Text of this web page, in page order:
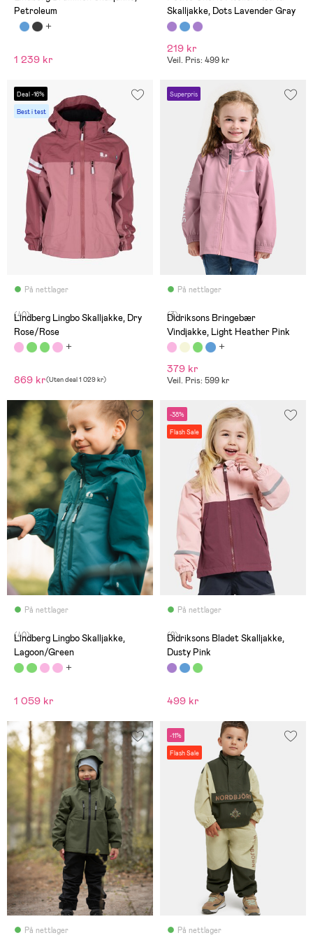
Petroleum
1 239 kr
Skalljakke, Dots Lavender Gray
219 kr
Veil. Pris: 499 kr
Deal -16%
Best i test
På nettlager
(40)
Lindberg Lingbo Skalljakke, Dry
Rose/Rose
869 kr(Uten deal1 029 kr)
Superpris
På nettlager
(3)
Didriksons Bringebær
Vindjakke, Light Heather Pink
379 kr
Veil. Pris: 599 kr
På nettlager
(40)
Lindberg Lingbo Skalljakke,
Lagoon/Green
1 059 kr
-38%
Flash Sale
På nettlager
(2)
Didriksons Bladet Skalljakke,
Dusty Pink
499 kr
På nettlager
-11%
Flash Sale
På nettlager